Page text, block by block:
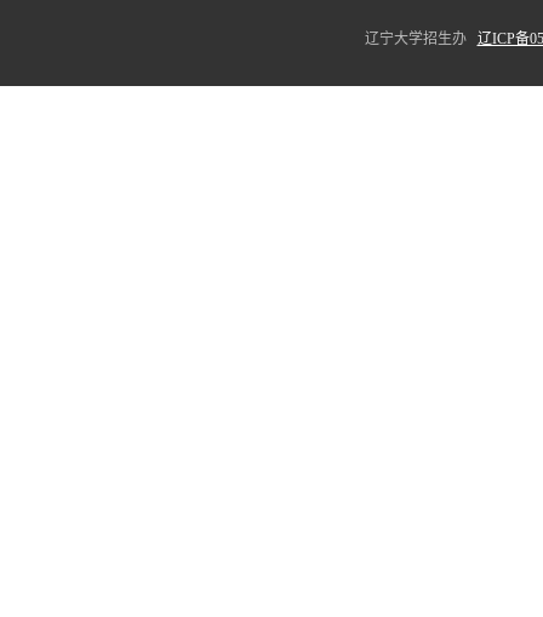
辽宁大学招生办 辽ICP备